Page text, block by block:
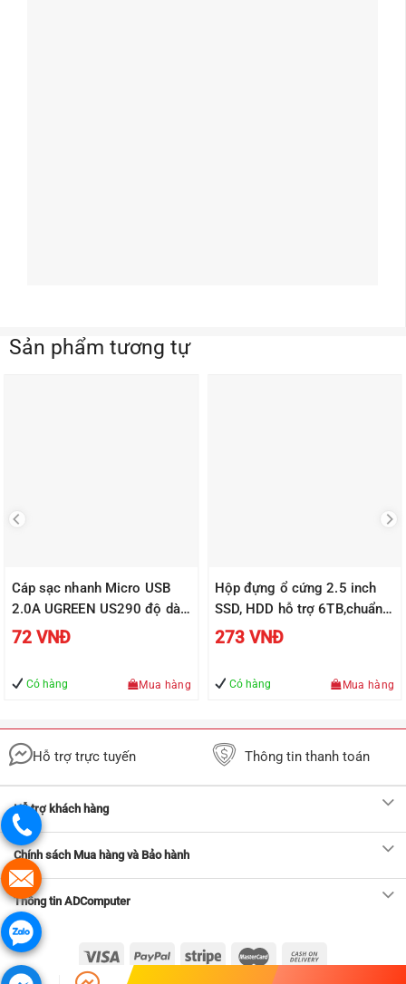
Sản phẩm tương tự
Cáp sạc nhanh Micro USB
2.0A UGREEN US290 độ dài
từ 0.25m đến 2m, vỏ sợi bện
72 VNĐ
Có hàng Mua hàng
Hộp đựng ổ cứng 2.5 inch
SSD, HDD hỗ trợ 6TB,chuẩn
SATA UGREEN US221 vỏ
273 VNĐ
Có hàng Mua hàng
Hỗ trợ trực tuyến Thông tin thanh toán
Hỗ trợ khách hàng
Chính sách Mua hàng và Bảo hành
Thông tin ADComputer